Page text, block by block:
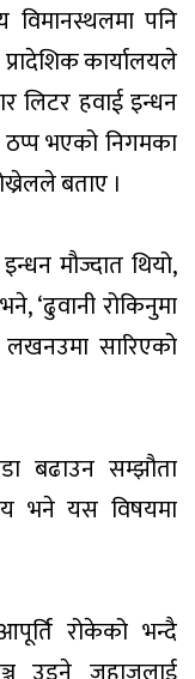
विमानस्थलमा पनि
कार्यालयले
लिटर हवाई इन्धन
भएको निगमका
बताए ।
मौज्दात थियो,
‘ढुवानी रोकिनुमा
सारिएको
बढाउन सम्झौता
भने यस विषयमा
रोकेको भन्दै